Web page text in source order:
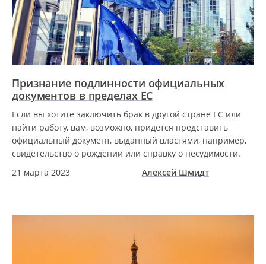
Признание подлинности официальных
документов в пределах ЕС
Если вы хотите заключить брак в другой стране ЕС или
найти работу, вам, возможно, придется представить
официальный документ, выданный властями, например,
свидетельство о рождении или справку о несудимости.
21 марта 2023
Алексей Шмидт